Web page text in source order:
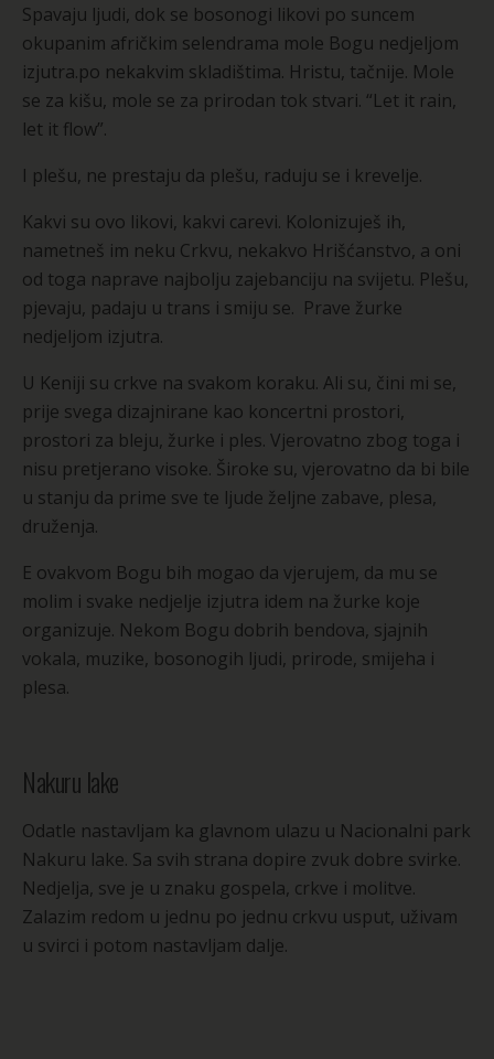
Spavaju ljudi, dok se bosonogi likovi po suncem
okupanim afričkim selendrama mole Bogu nedjeljom
izjutra.po nekakvim skladištima. Hristu, tačnije. Mole
se za kišu, mole se za prirodan tok stvari. “Let it rain,
let it flow”.
I plešu, ne prestaju da plešu, raduju se i krevelje.
Kakvi su ovo likovi, kakvi carevi. Kolonizuješ ih,
nametneš im neku Crkvu, nekakvo Hrišćanstvo, a oni
od toga naprave najbolju zajebanciju na svijetu. Plešu,
pjevaju, padaju u trans i smiju se. Prave žurke
nedjeljom izjutra.
U Keniji su crkve na svakom koraku. Ali su, čini mi se,
prije svega dizajnirane kao koncertni prostori,
prostori za bleju, žurke i ples. Vjerovatno zbog toga i
nisu pretjerano visoke. Široke su, vjerovatno da bi bile
u stanju da prime sve te ljude željne zabave, plesa,
druženja.
E ovakvom Bogu bih mogao da vjerujem, da mu se
molim i svake nedjelje izjutra idem na žurke koje
organizuje. Nekom Bogu dobrih bendova, sjajnih
vokala, muzike, bosonogih ljudi, prirode, smijeha i
plesa.
Nakuru lake
Odatle nastavljam ka glavnom ulazu u Nacionalni park
Nakuru lake. Sa svih strana dopire zvuk dobre svirke.
Nedjelja, sve je u znaku gospela, crkve i molitve.
Zalazim redom u jednu po jednu crkvu usput, uživam
u svirci i potom nastavljam dalje.